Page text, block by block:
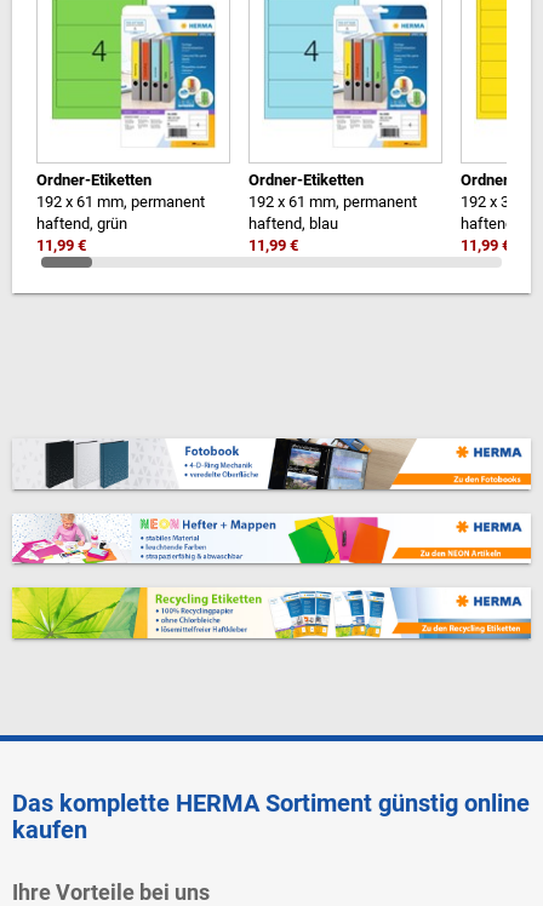
Ordner-Etiketten
192 x 61 mm, permanent
haftend, grün
11,99 €
Ordner-Etiketten
192 x 61 mm, permanent
haftend, blau
11,99 €
Ordner-
192 x 38
haftend,
11,99 €
Das komplette HERMA Sortiment günstig online
kaufen
Ihre Vorteile bei uns